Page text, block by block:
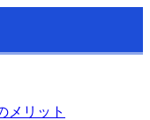
メリット